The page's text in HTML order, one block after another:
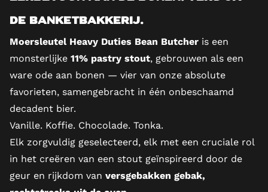
de banketbakkerij.
Moersleutel Heavy Duties Bean Butcher is een
monsterlijke 11% pastry stout, gebrouwen als een
ware ode aan bonen — vier van onze absolute
favorieten, samengebracht in één onbeschaamd
decadent bier.
Vanille. Koffie. Chocolade. Tonka.
Elk zorgvuldig geselecteerd, elk met een cruciale rol
in het creëren van een stout geïnspireerd door de
geur en rijkdom van versgebakken gebak,